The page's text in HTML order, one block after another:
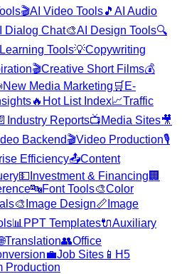
🎬AI Video Tools🎵 AI Audio
Dialog Chat🎨AI Design Tools🔍
Tools💡Copywriting
🎬Creative Short Films💰
New Media Marketing 🛒 E-
🔥 Hot List Index📈Traffic
Industry Reports📺Media Sites🎥
Backend🎬Video Production🎙️
Efficiency📤Content
💵 Investment & Financing 🏢
🔤Font Tools🎨Color
🎨 Image Design📏 Image
📊 PPT Templates🔌Auxiliary
Translation👥Office
💼Job Sites 📱 H5
Production